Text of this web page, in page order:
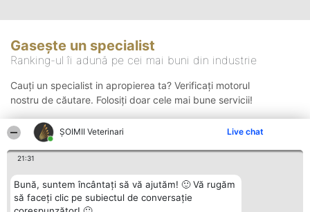
ȘOIMII Veterinari Live chat
21:31
Bună, suntem încântați să vă ajutăm! 🙂 Vă rugăm
să faceți clic pe subiectul de conversație
Gasește un specialist
Ranking-ul îi adună pe cei mai buni din industrie
Cauți un specialist in apropierea ta? Verificați motorul
nostru de căutare. Folosiți doar cele mai bune servicii!